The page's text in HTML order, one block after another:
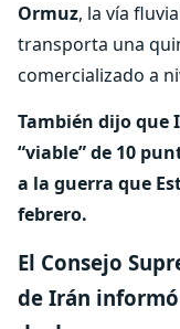
Ormuz, la vía
transporta una
comercializado a
También dijo que
“viable” de 10
a la guerra que
febrero.
El Consejo
de Irán